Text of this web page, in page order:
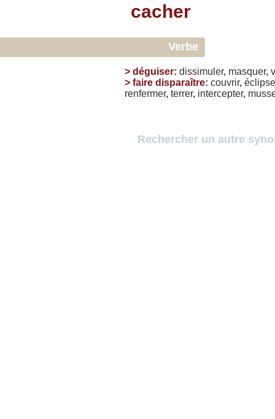
cacher
Verbe
> déguiser: dissimuler, masquer,
> faire disparaître: couvrir,
renfermer, terrer, intercepter,
Rechercher un autre